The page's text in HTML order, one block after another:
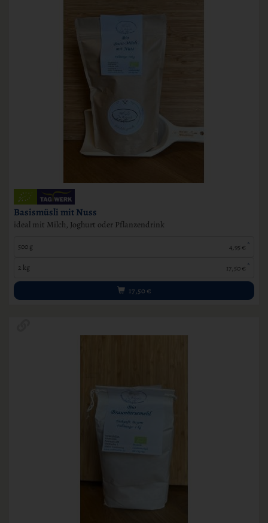
Basismüsli mit Nuss
ideal mit Milch, Joghurt oder Pflanzendrink
500 g 4,95 € *
2 kg 17,50 € *
17,50 €